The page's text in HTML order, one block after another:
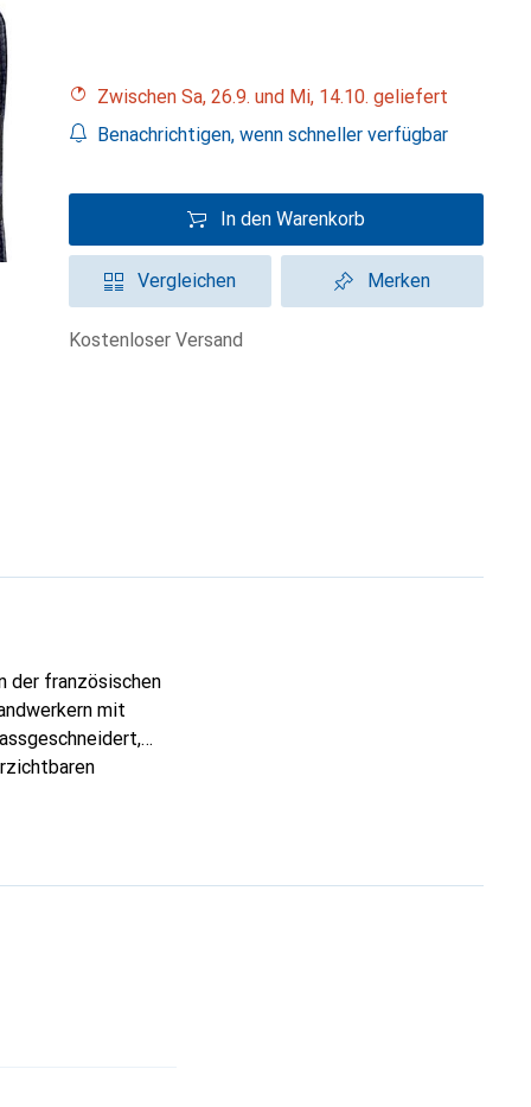
Zwischen Sa, 26.9. und Mi, 14.10. geliefert
Benachrichtigen, wenn schneller verfügbar
In den Warenkorb
Vergleichen Merken
kostenloser Versand
der französischen
mit